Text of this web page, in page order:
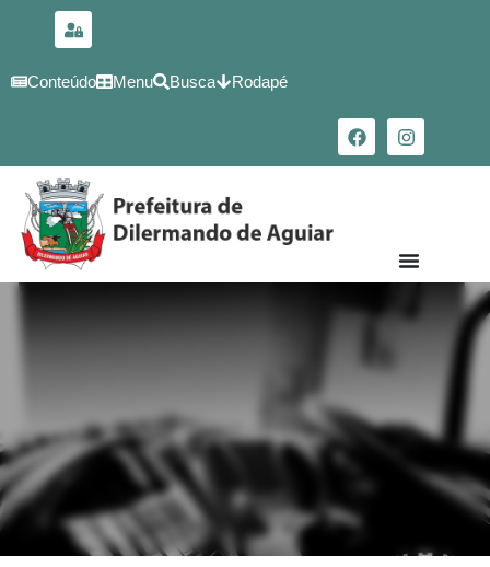
conteúdo
Conteúdo Menu Busca Rodapé